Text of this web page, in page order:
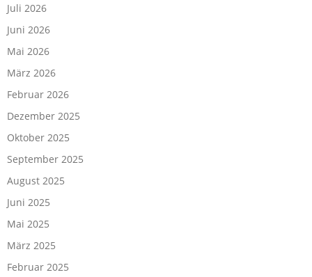
Juli 2026
Juni 2026
Mai 2026
März 2026
Februar 2026
Dezember 2025
Oktober 2025
September 2025
August 2025
Juni 2025
Mai 2025
März 2025
Februar 2025